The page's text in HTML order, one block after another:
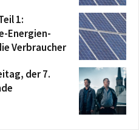
1:
Energien-
Verbraucher
der 7.